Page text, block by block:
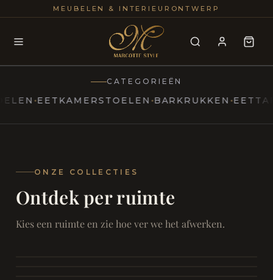
MEUBELEN & INTERIEURONTWERP
Modern
Marcottestyle Living
25+
CATEGORIEËN
EETKAMERSTOELEN BARKRUKKEN EETTAFELS
ONZE COLLECTIES
Ontdek per ruimte
Kies een ruimte en zie hoe ver we het afwerken.
SAMEN ONTSPANNEN
Woonkamer
Eetkamer
RUST EN RETRAITE